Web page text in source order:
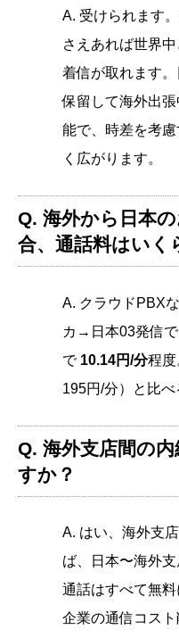
A. 受けられます
さえあれば世界
着信が取れます
保留して海外出張
能で、時差を考
く広がります。
Q. 海外から日本
合、通話料はいく
A. クラウドPBX
カ→日本03発信で
で 10.14円/分程
195円/分）と比べ
Q. 海外支店間の
すか？
A. はい、海外支
ば、日本〜海外
通話はすべて無
企業の通信コスト